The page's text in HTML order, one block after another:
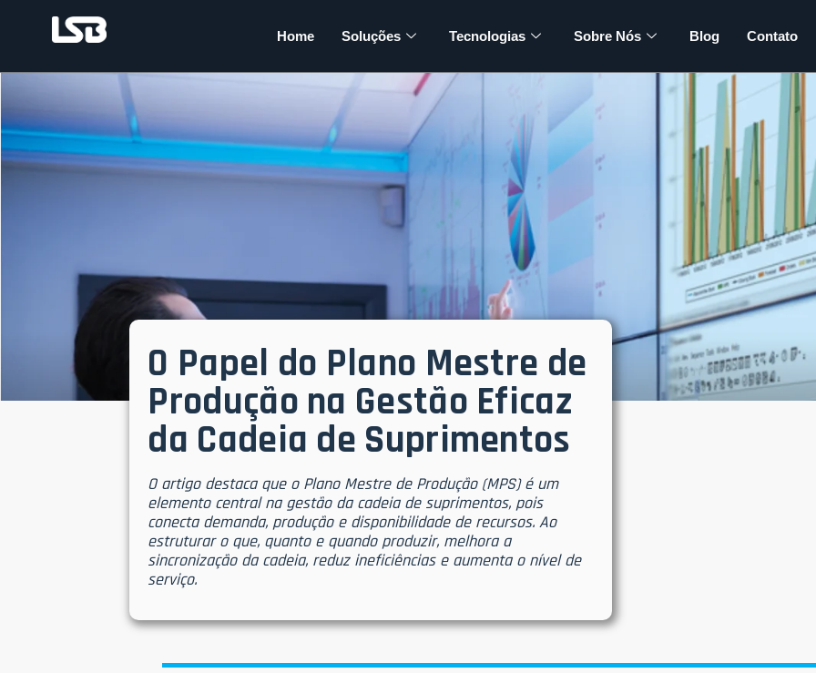
Home Soluções Tecnologias Sobre Nós Blog Contato
O Papel do Plano Mestre de
Produção na Gestão Eficaz
da Cadeia de Suprimentos
O artigo destaca que o Plano Mestre de Produção (MPS) é um
elemento central na gestão da cadeia de suprimentos, pois
conecta demanda, produção e disponibilidade de recursos. Ao
estruturar o que, quanto e quando produzir, melhora a
sincronização da cadeia, reduz ineficiências e aumenta o nível de
serviço.